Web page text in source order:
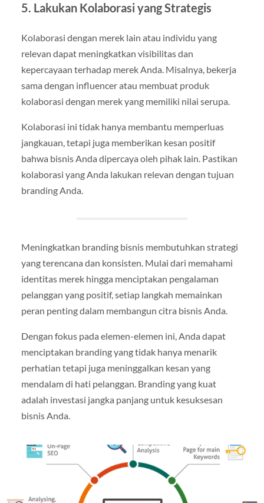
5. Lakukan Kolaborasi yang Strategis
Kolaborasi dengan merek lain atau individu yang
relevan dapat meningkatkan visibilitas dan
kepercayaan terhadap merek Anda. Misalnya, bekerja
sama dengan influencer atau membuat produk
kolaborasi dengan merek yang memiliki nilai serupa.
Kolaborasi ini tidak hanya membantu memperluas
jangkauan, tetapi juga memberikan kesan positif
bahwa bisnis Anda dipercaya oleh pihak lain. Pastikan
kolaborasi yang Anda lakukan relevan dengan tujuan
branding Anda.
Meningkatkan branding bisnis membutuhkan strategi
yang terencana dan konsisten. Mulai dari memahami
identitas merek hingga menciptakan pengalaman
pelanggan yang positif, setiap langkah memainkan
peran penting dalam membangun citra bisnis Anda.
Dengan fokus pada elemen-elemen ini, Anda dapat
menciptakan branding yang tidak hanya menarik
perhatian tetapi juga meninggalkan kesan yang
mendalam di hati pelanggan. Branding yang kuat
adalah investasi jangka panjang untuk kesuksesan
bisnis Anda.